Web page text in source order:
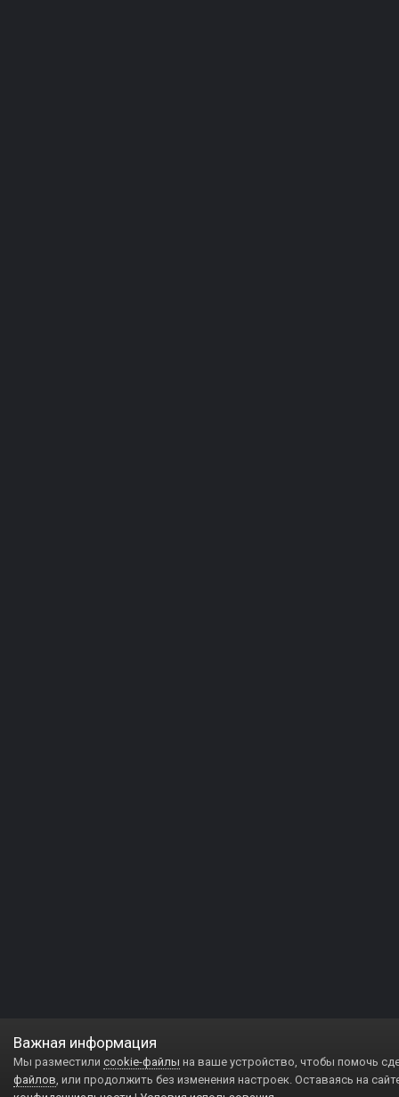
Важная информация
Мы разместили cookie-файлы на ваше устройство, чтобы помочь
файлов, или продолжить без изменения настроек. Оставаясь на